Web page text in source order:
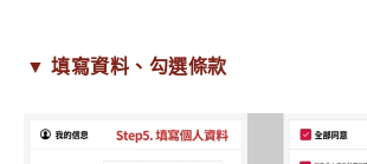
▼ 填寫資料、勾選條款